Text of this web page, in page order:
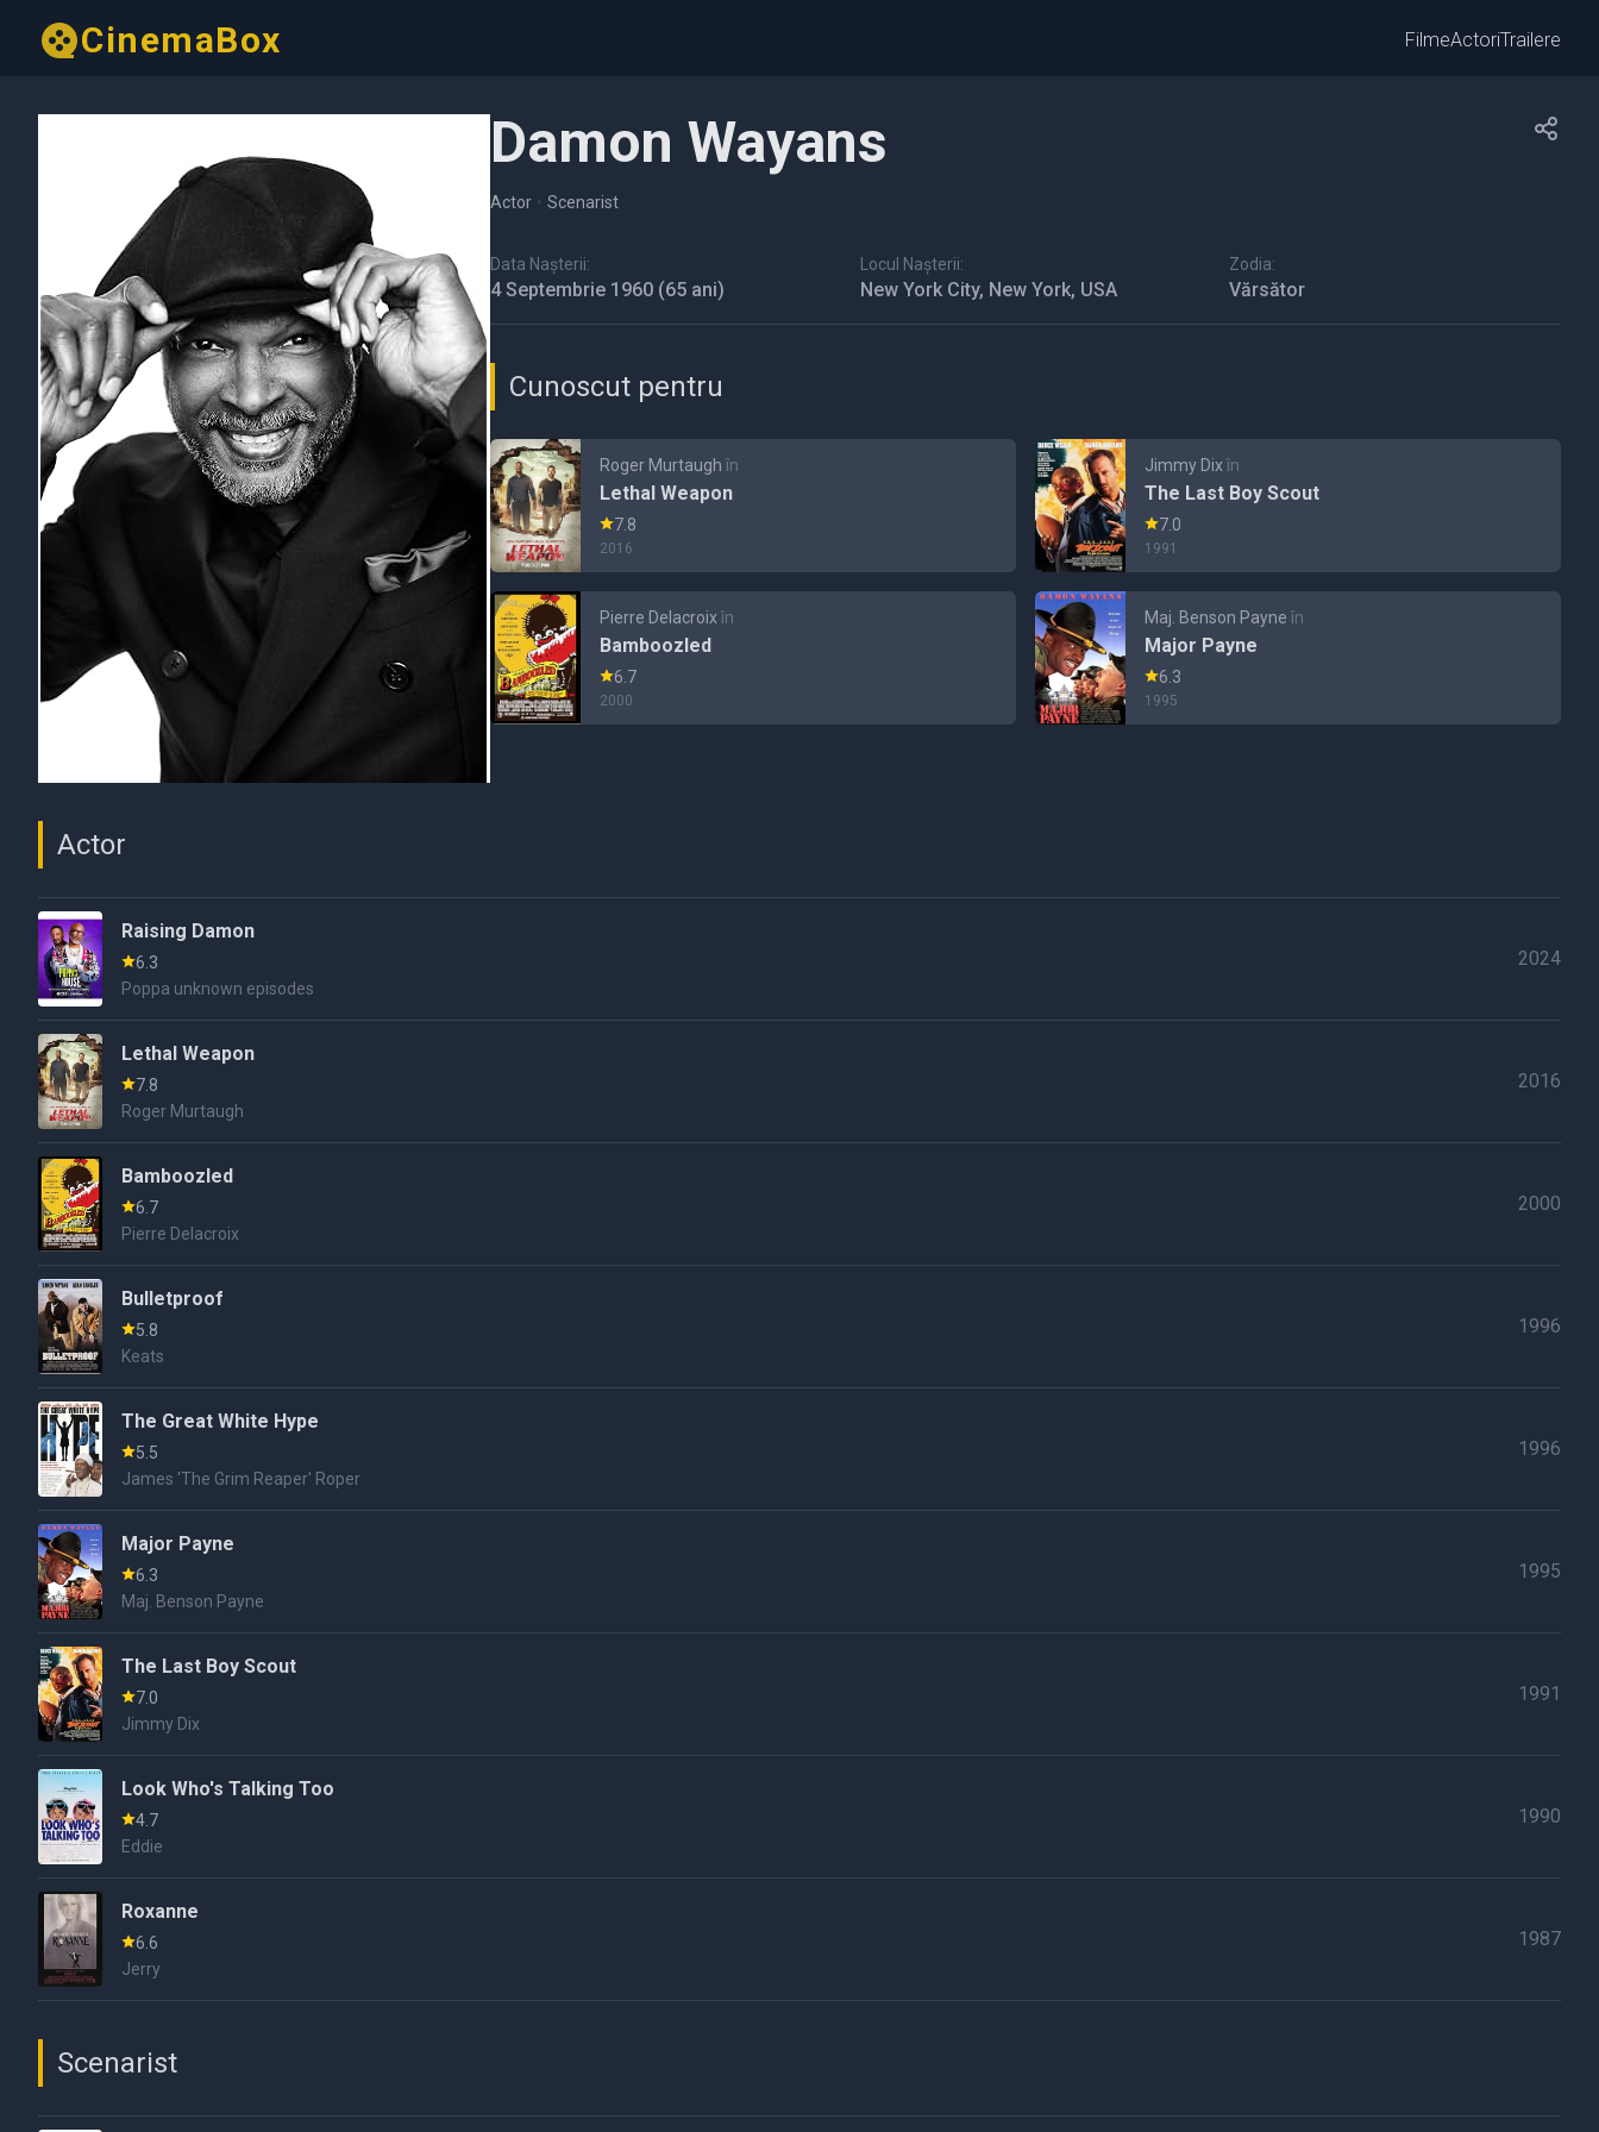
CinemaBox FilmeActoriTrailere
Damon Wayans
Actor • Scenarist
Data Nașterii:
4 Septembrie 1960 (65 ani)
Locul Nașterii:
New York City, New York, USA
Zodia:
Vărsător
Cunoscut pentru
Roger Murtaugh în
Lethal Weapon
7.8
2016
Jimmy Dixîn
The Last Boy Scout
7.0
1991
Pierre Delacroixîn
Bamboozled
6.7
2000
Maj. Benson Payne în
Major Payne
6.3
1995
Actor
Raising Damon
6.3
Poppa unknown episodes
2024
Lethal Weapon
7.8
Roger Murtaugh
2016
Bamboozled
6.7
Pierre Delacroix
2000
Bulletproof
5.8
Keats
1996
The Great White Hype
5.5
James 'The Grim Reaper' Roper
1996
Major Payne
6.3
Maj. Benson Payne
1995
The Last Boy Scout
7.0
Jimmy Dix
1991
Look Who's Talking Too
4.7
Eddie
1990
Roxanne
6.6
Jerry
1987
Scenarist